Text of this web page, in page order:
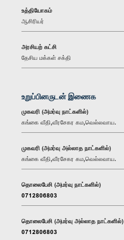
உத்தியோகம்
ஆசிரியர்
அரசியற் கட்சி
தேசிய மக்கள் சக்தி
உறுப்பினருடன் இணைக
முகவரி (அமர்வு நாட்களில்)
கங்கை வீதி,வீரசேகர கம,வெல்லவாய.
முகவரி (அமர்வு அல்லாத நாட்களில்)
கங்கை வீதி,வீரசேகர கம,வெல்லவாய.
தொலைபேசி (அமர்வு நாட்களில்)
0712806803
தொலைபேசி (அமர்வு அல்லாத நாட்களில்)
0712806803